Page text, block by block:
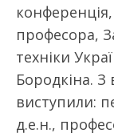
професора,
техніки
Бородкіна.
виступили:
д.е.н.,